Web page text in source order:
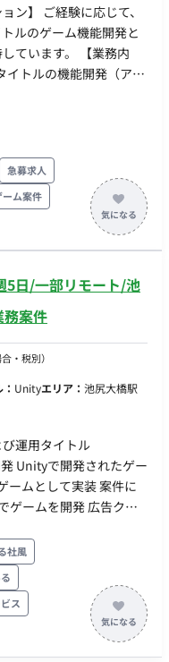
ルのゲーム機能開発と
す。 【業務内
名程度のチーム内にジ
・契約
社会保険加入必須） ・
一部リ
支給 ・時給：
急募求人
ーム案件
5日/一部リモート/池
務案件
・税別）
Unityエリア： 池尻大橋駅
Unityで開発されたゲー
ームとして実装 案件に
ゲームを開発 広告クリ
Creatorへスムーズに移
引き出す高品質なプレ
広告効果の最大化に貢
また、デザインや見た
験を向上させる役割を
社風
ス